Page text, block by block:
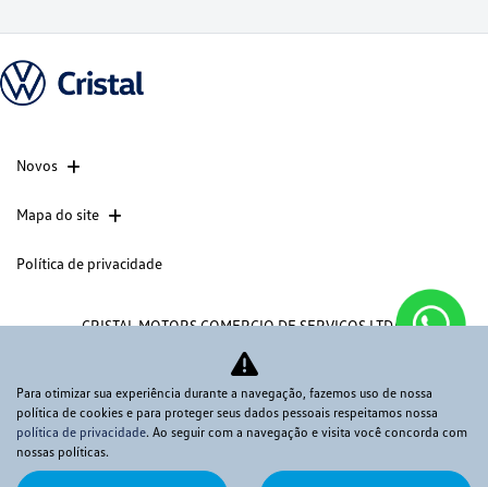
Novos
Mapa do site
Política de privacidade
CRISTAL MOTORS COMERCIO DE SERVICOS LTDA
CNPJ: 03.490.514/0001-60
No trânsito, enxergar o outro
Para otimizar sua experiência durante a navegação, fazemos uso de nossa
política de cookies e para proteger seus dados pessoais respeitamos nossa
política de privacidade. Ao seguir com a navegação e visita você concorda com
nossas políticas.